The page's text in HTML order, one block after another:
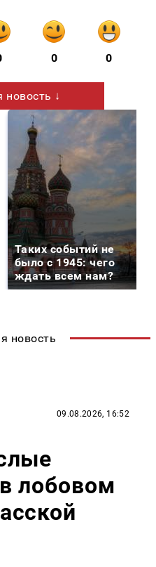
0 0
↓
Таких событий не
было с 1945: чего
ждать всем нам?
новость
09.08.2026, 16:52
лобовом